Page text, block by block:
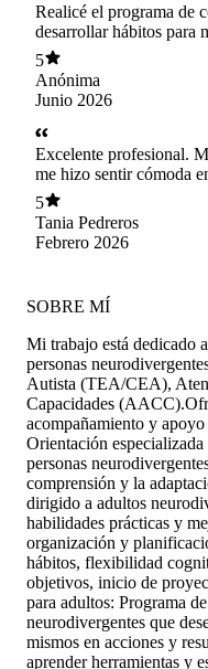
Realicé el programa de
desarrollar hábitos para
en el trabajo porque me
organizarme y mantener el foco.
Sofía fue muy clara y
del proceso y las
fuimos trabajando
aprender como
que tengo y las
implementar en el
han ayudado en casa y
se encuentra en mi
100% el programa
5
Anónima
Junio 2026
Excelente profesional.
me hizo sentir cómoda
agradezco mucho por
sea ameno, a pesar de
que conlleva.
5
Tania Pedreros
Febrero 2026
SOBRE MÍ
​Mi trabajo está dedicado
personas
Autista (TEA/CEA),
Capacidades (AACC).
acompañamiento y apoyo
Orientación
personas
comprensión y la
dirigido a adultos
habilidades prácticas y
organización y
hábitos, flexibilidad
objetivos, inicio de
para adultos: Programa
neurodivergentes que
mismos en acciones y
aprender herramientas y